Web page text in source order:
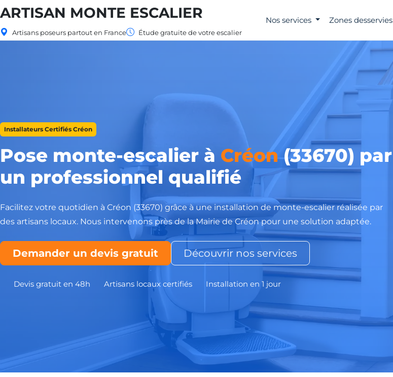
ARTISAN MONTE ESCALIER
Artisans poseurs partout en France Étude gratuite de votre escalier
Nos services Zones desservies
Installateurs Certifiés Créon
Pose monte-escalier à Créon(33670) par
un professionnel qualifié
Facilitez votre quotidien à Créon (33670) grâce à une installation de monte-escalier réalisée par
des artisans locaux. Nous intervenons près de la Mairie de Créon pour une solution adaptée.
Demander un devis gratuit Découvrir nos services
Devis gratuit en 48h Artisans locaux certifiés Installation en 1 jour